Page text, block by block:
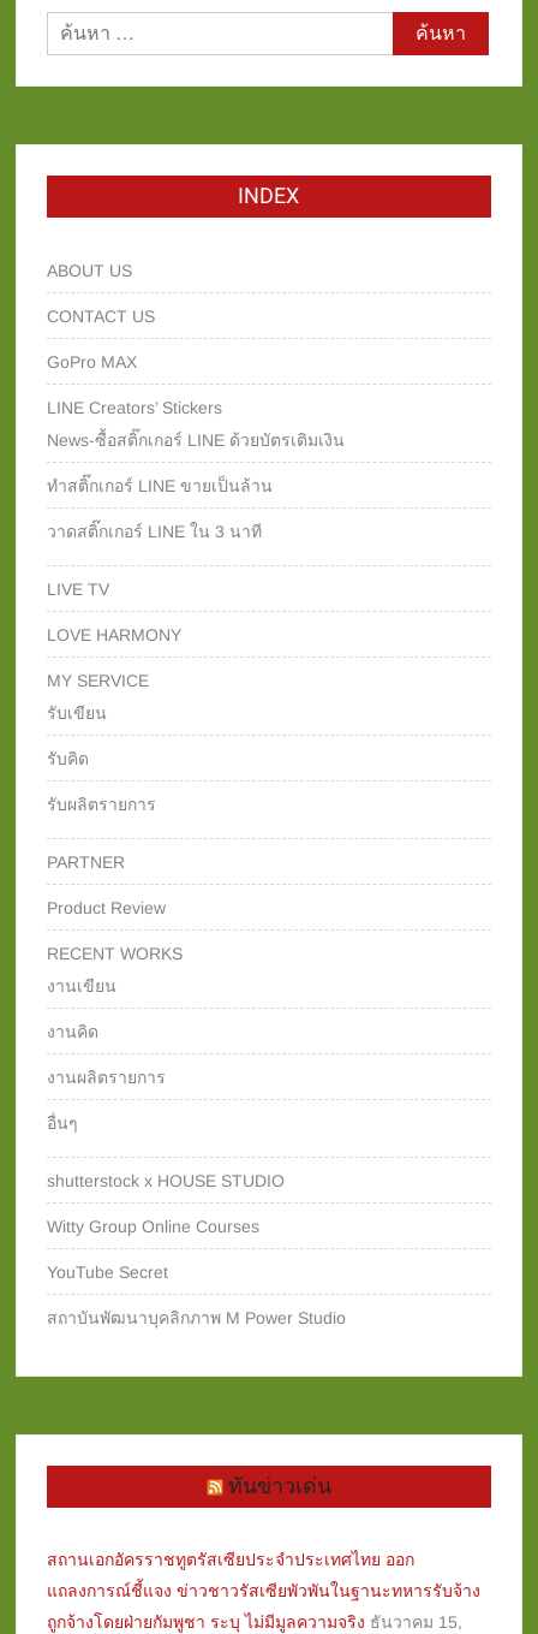
ค้นหา
สำหรับ:
INDEX
ABOUT US
CONTACT US
GoPro MAX
LINE Creators’ Stickers
News-ซื้อสติ๊กเกอร์ LINE ด้วยบัตรเติมเงิน
ทำสติ๊กเกอร์ LINE ขายเป็นล้าน
วาดสติ๊กเกอร์ LINE ใน 3 นาที
LIVE TV
LOVE HARMONY
MY SERVICE
รับเขียน
รับคิด
รับผลิตรายการ
PARTNER
Product Review
RECENT WORKS
งานเขียน
งานคิด
งานผลิตรายการ
อื่นๆ
shutterstock x HOUSE STUDIO
Witty Group Online Courses‎
YouTube Secret
สถาบันพัฒนาบุคลิกภาพ M Power Studio
ทันข่าวเด่น
สถานเอกอัครราชทูตรัสเซียประจำประเทศไทย ออก
แถลงการณ์ชี้แจง ข่าวชาวรัสเซียพัวพันในฐานะทหารรับจ้าง
ถูกจ้างโดยฝ่ายกัมพูชา ระบุ ไม่มีมูลความจริง ธันวาคม 15,